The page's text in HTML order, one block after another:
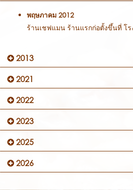
พฤษภาคม 2012
ร้านเชฟแมน ร้านแรกก่อตั้งขึ้นที่ โ
2013
2021
2022
2023
2025
2026